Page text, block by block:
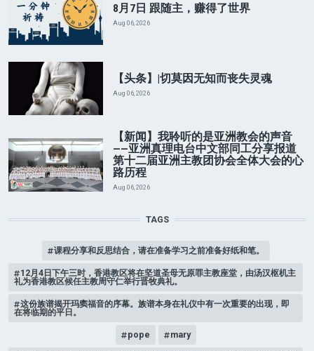
8月7日 跟随主，赚得了世界
Aug 06, 2026
【头条】|切莫因无知而丧失灵魂
Aug 06, 2026
【新闻】我聆听的是亚洲教会的声音
——亚洲真理电台中文部同工分享报道
第十二届亚洲主教团协会全体大会的心
路历程
Aug 06, 2026
TAGS
课程分享和反思结合，请在准备学习之前准备好纸和笔。
12月4日下午三时，香港教区将在坚道圣母无原罪主教座堂，由汤汉枢机主
礼为香港教区候任主教周守仁举行晋牧典礼。
这份族谱揭开玛窦福音的序幕。族谱本身在礼仪中有一次重要的出现，即
在将临期的平日。
pope mary